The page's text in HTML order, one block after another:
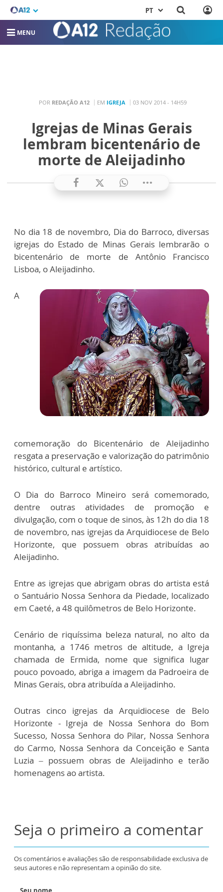
PT
MENU
POR REDAÇÃO A12 EM IGREJA 03 NOV 2014 - 14H59
Igrejas de Minas Gerais
lembram bicentenário de
morte de Aleijadinho
No dia 18 de novembro, Dia do Barroco, diversas
igrejas do Estado de Minas Gerais lembrarão o
bicentenário de morte de Antônio Francisco
Lisboa, o Aleijadinho.
A
comemoração do Bicentenário de Aleijadinho
resgata a preservação e valorização do patrimônio
histórico, cultural e artístico.
O Dia do Barroco Mineiro será comemorado,
dentre outras atividades de promoção e
divulgação, com o toque de sinos, às 12h do dia 18
de novembro, nas igrejas da Arquidiocese de Belo
Horizonte, que possuem obras atribuídas ao
Aleijadinho.
Entre as igrejas que abrigam obras do artista está
o Santuário Nossa Senhora da Piedade, localizado
em Caeté, a 48 quilômetros de Belo Horizonte.
Cenário de riquíssima beleza natural, no alto da
montanha, a 1746 metros de altitude, a Igreja
chamada de Ermida, nome que significa lugar
pouco povoado, abriga a imagem da Padroeira de
Minas Gerais, obra atribuída a Aleijadinho.
Outras cinco igrejas da Arquidiocese de Belo
Horizonte - Igreja de Nossa Senhora do Bom
Sucesso, Nossa Senhora do Pilar, Nossa Senhora
do Carmo, Nossa Senhora da Conceição e Santa
Luzia – possuem obras de Aleijadinho e terão
homenagens ao artista.
Seja o primeiro a comentar
Os comentários e avaliações são de responsabilidade exclusiva de
seus autores e não representam a opinião do site.